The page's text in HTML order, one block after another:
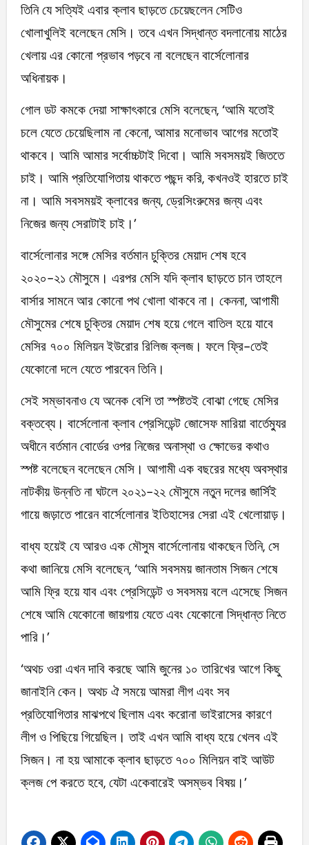
তিনি যে সত্যিই এবার ক্লাব ছাড়তে চেয়েছলেন সেটিও
খোলাখুলিই বলেছেন মেসি। তবে এখন সিদ্ধান্ত বদলানোয় মাঠের
খেলায় এর কোনো প্রভাব পড়বে না বলেছেন বার্সেলোনার
অধিনায়ক।
গোল ডট কমকে দেয়া সাক্ষাৎকারে মেসি বলেছেন, ‘আমি যতোই
চলে যেতে চেয়েছিলাম না কেনো, আমার মনোভাব আগের মতোই
থাকবে। আমি আমার সর্বোচ্চটাই দিবো। আমি সবসময়ই জিততে
চাই। আমি প্রতিযোগিতায় থাকতে পছন্দ করি, কখনওই হারতে চাই
না। আমি সবসময়ই ক্লাবের জন্য, ড্রেসিংরুমের জন্য এবং
নিজের জন্য সেরাটাই চাই।’
বার্সেলোনার সঙ্গে মেসির বর্তমান চুক্তির মেয়াদ শেষ হবে
২০২০-২১ মৌসুমে। এরপর মেসি যদি ক্লাব ছাড়তে চান তাহলে
বার্সার সামনে আর কোনো পথ খোলা থাকবে না। কেননা, আগামী
মৌসুমের শেষে চুক্তির মেয়াদ শেষ হয়ে গেলে বাতিল হয়ে যাবে
মেসির ৭০০ মিলিয়ন ইউরোর রিলিজ ক্লজ। ফলে ফ্রি-তেই
যেকোনো দলে যেতে পারবেন তিনি।
সেই সম্ভাবনাও যে অনেক বেশি তা স্পষ্টতই বোঝা গেছে মেসির
বক্তব্যে। বার্সেলোনা ক্লাব প্রেসিডেন্ট জোসেফ মারিয়া বার্তেম্যুর
অধীনে বর্তমান বোর্ডের ওপর নিজের অনাস্থা ও ক্ষোভের কথাও
স্পষ্ট বলেছেন বলেছেন মেসি। আগামী এক বছরের মধ্যে অবস্থার
নাটকীয় উন্নতি না ঘটলে ২০২১-২২ মৌসুমে নতুন দলের জার্সিই
গায়ে জড়াতে পারেন বার্সেলোনার ইতিহাসের সেরা এই খেলোয়াড়।
বাধ্য হয়েই যে আরও এক মৌসুম বার্সেলোনায় থাকছেন তিনি, সে
কথা জানিয়ে মেসি বলেছেন, ‘আমি সবসময় জানতাম সিজন শেষে
আমি ফ্রি হয়ে যাব এবং প্রেসিডেন্ট ও সবসময় বলে এসেছে সিজন
শেষে আমি যেকোনো জায়গায় যেতে এবং যেকোনো সিদ্ধান্ত নিতে
পারি।’
‘অথচ ওরা এখন দাবি করছে আমি জুনের ১০ তারিখের আগে কিছু
জানাইনি কেন। অথচ ঐ সময়ে আমরা লীগ এবং সব
প্রতিযোগিতার মাঝপথে ছিলাম এবং করোনা ভাইরাসের কারণে
লীগ ও পিছিয়ে গিয়েছিল। তাই এখন আমি বাধ্য হয়ে খেলব এই
সিজন। না হয় আমাকে ক্লাব ছাড়তে ৭০০ মিলিয়ন বাই আউট
ক্লজ পে করতে হবে, যেটা একেবারেই অসম্ভব বিষয়।’